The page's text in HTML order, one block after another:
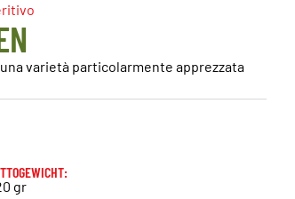
varietà particolarmente apprezzata
gr